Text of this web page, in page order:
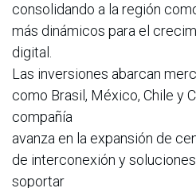
consolidando a la región
más dinámicos para el
digital.
Las inversiones abarcan
como Brasil, México, Chile y
compañía
avanza en la expansión de
de interconexión y
soportar